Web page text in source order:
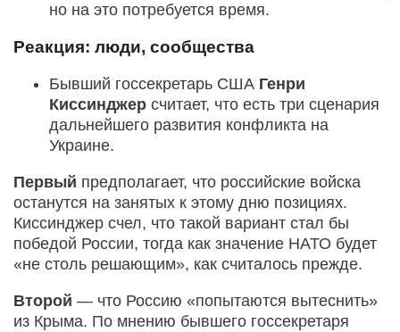
но на это потребуется время.
Реакция: люди, сообщества
Бывший госсекретарь США Генри
Киссинджер считает, что есть три сценария
дальнейшего развития конфликта на
Украине.
Первый предполагает, что российские войска
останутся на занятых к этому дню позициях.
Киссинджер счел, что такой вариант стал бы
победой России, тогда как значение НАТО будет
«не столь решающим», как считалось прежде.
Второй — что Россию «попытаются вытеснить»
из Крыма. По мнению бывшего госсекретаря